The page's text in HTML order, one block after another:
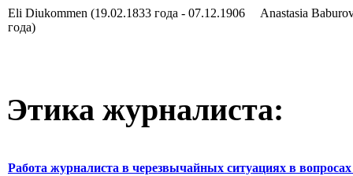
Eli Diukommen (19.02.1833 года - 07.12.1906
года)
Anastasia
Этика журналиста:
Работа журналиста в черезвычайных ситуациях в вопросах